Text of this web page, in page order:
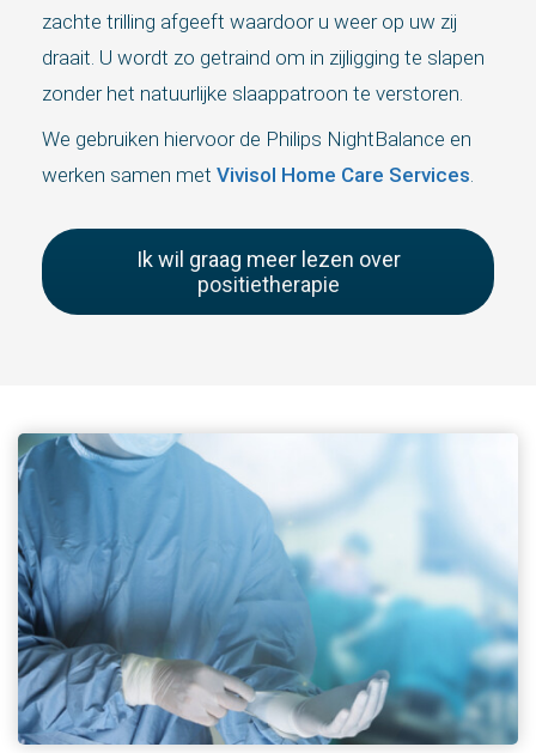
zachte trilling afgeeft waardoor u weer op uw zij
draait. U wordt zo getraind om in zijligging te slapen
zonder het natuurlijke slaappatroon te verstoren.
We gebruiken hiervoor de Philips NightBalance en
werken samen met Vivisol Home Care Services.
Ik wil graag meer lezen over
positietherapie